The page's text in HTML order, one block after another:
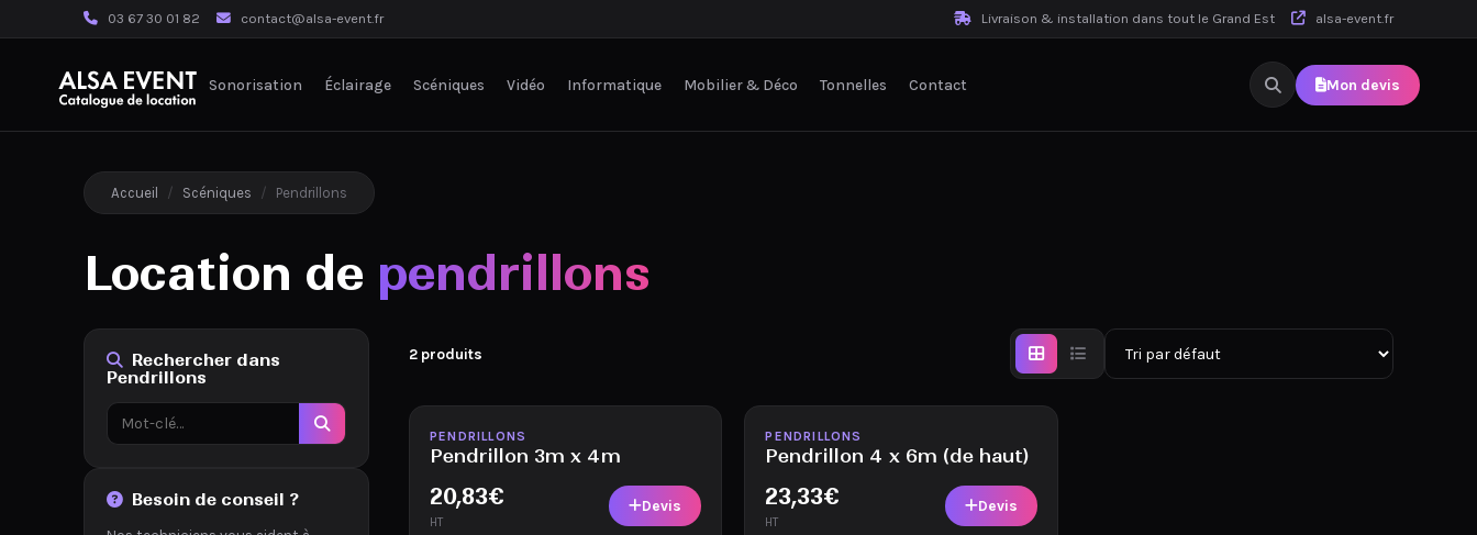
03 67 30 01 82 contact@alsa-event.fr Livraison & installation dans tout le Grand Est alsa-event.fr
Sonorisation Éclairage Scéniques Vidéo Informatique Mobilier & Déco Tonnelles Contact Mon devis
Accueil / Scéniques / Pendrillons
Location de pendrillons
Rechercher dans
Pendrillons
Besoin de conseil ?
2 produits
Disponible
PENDRILLONS
Pendrillon 3m x 4m
20,83€
HT
Devis
Disponible
PENDRILLONS
Pendrillon 4 x 6m (de haut)
23,33€
HT
Devis